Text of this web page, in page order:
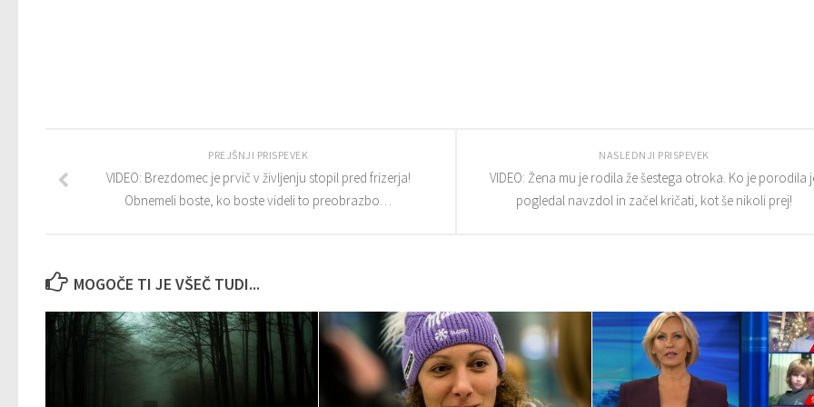
NASLEDNJI PRISPEVEK
VIDEO: Žena mu je rodila že šestega otroka. Ko je porodila
pogledal navzdol in začel kričati, kot še nikoli prej!
PREJŠNJI PRISPEVEK
VIDEO: Brezdomec je prvič v življenju stopil pred frizerja!
Obnemeli boste, ko boste videli to preobrazbo…
MOGOČE TI JE VŠEČ TUDI...